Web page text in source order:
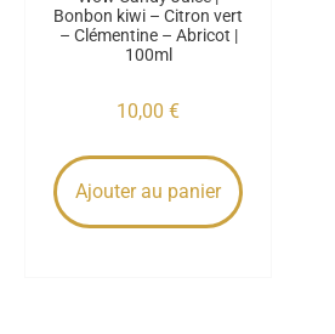
Bonbon kiwi – Citron vert
– Clémentine – Abricot |
100ml
10,00 €
Ajouter au panier